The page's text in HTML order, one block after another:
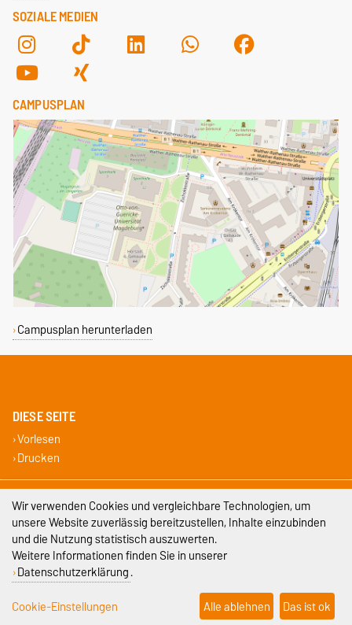
SOZIALE MEDIEN
CAMPUSPLAN
Campusplan herunterladen
DIESE SEITE
Vorlesen
Drucken
Impressum
Datenschutz
Barrierefreiheit
Cookie-Einstellungen
Wir verwenden Cookies und vergleichbare Technologien, um
unsere Website zuverlässig bereitzustellen, Inhalte einzubinden
und die Nutzung statistisch auszuwerten.
Weitere Informationen finden Sie in unserer
Datenschutzerklärung.
Cookie-Einstellungen
Alle ablehnen Das ist ok